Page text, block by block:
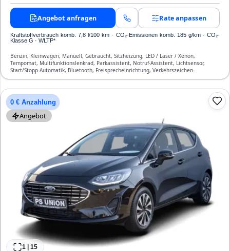
Angebot anfragen Rate anpassen
Kraftstoffverbrauch komb. 7,8 l/100 km · CO₂-Emissionen komb. 185 g/km · CO₂-
Klasse G · WLTP*
Benzin, Kleinwagen, Manuell, Gebraucht, Sitzheizung, LED / Laser / Xenon,
Tempomat, Multifunktionslenkrad, Parkassistent, Notruf-Assistent, Lichtsensor,
Start/Stopp-Automatik, Bluetooth, Freisprecheinrichtung, Verkehrszeichen-
Erkennung, ESP, ABS, Klimaautomatik, Front-, Seiten- und weitere Airbags
0 € Anzahlung
Angebot
1 15